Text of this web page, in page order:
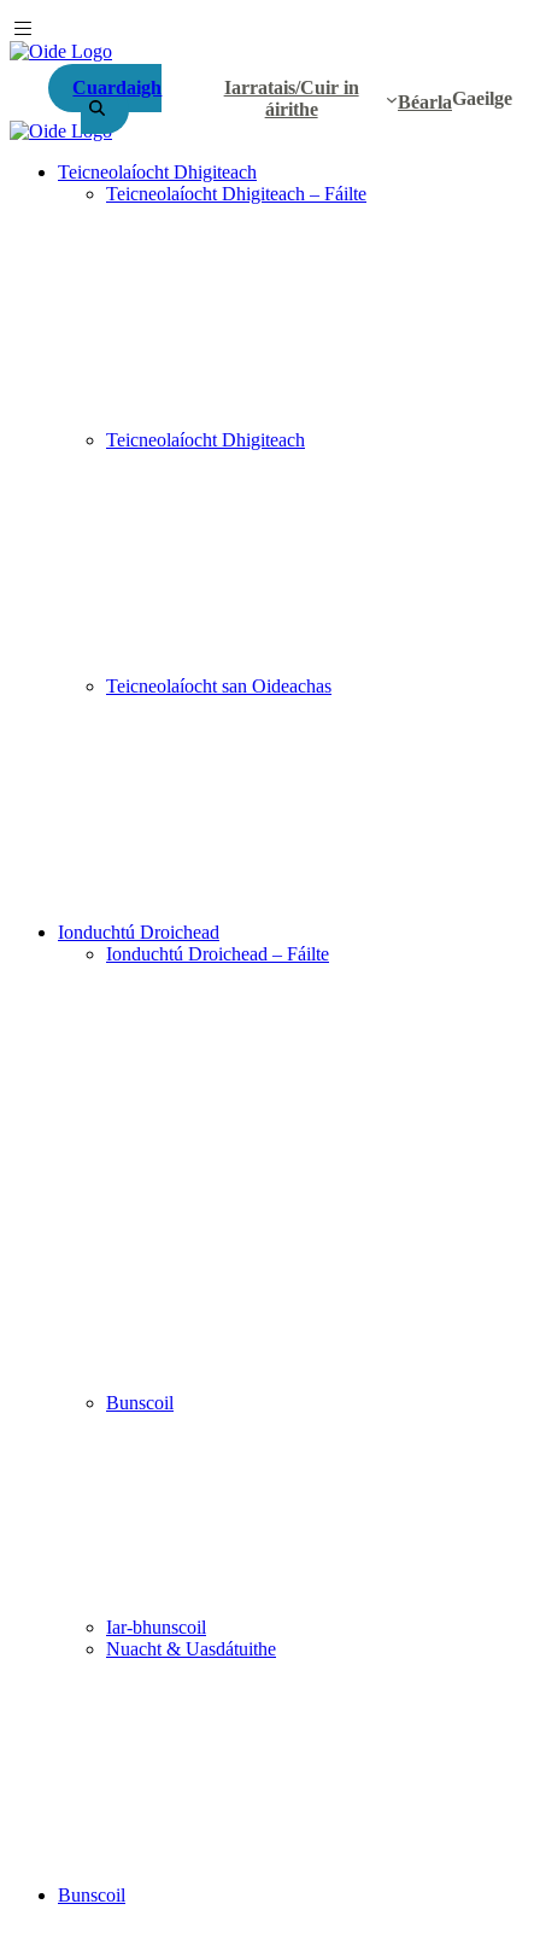
Cuardaigh
Iarratais/Cuir in
áirithe
BéarlaGaeilge
Teicneolaíocht Dhigiteach
Teicneolaíocht Dhigiteach – Fáilte
Teicneolaíocht Dhigiteach
Teicneolaíocht san Oideachas
Ionduchtú Droichead
Ionduchtú Droichead – Fáilte
Bunscoil
Iar-bhunscoil
Nuacht & Uasdátuithe
Bunscoil